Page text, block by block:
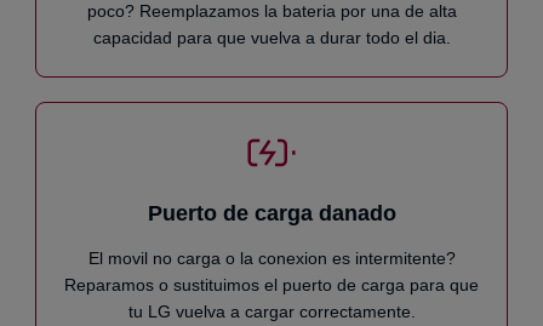
poco? Reemplazamos la bateria por una de alta
capacidad para que vuelva a durar todo el dia.
Puerto de carga danado
El movil no carga o la conexion es intermitente?
Reparamos o sustituimos el puerto de carga para que
tu LG vuelva a cargar correctamente.